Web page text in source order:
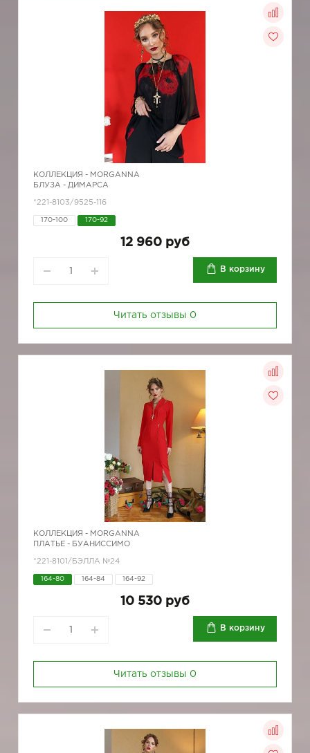
КОЛЛЕКЦИЯ - MORGANNA
БЛУЗА - ДИМАРСА
*221-8103/9525-116
170-100 170-92
12 960 руб
В корзину
Читать отзывы 0
КОЛЛЕКЦИЯ - MORGANNA
ПЛАТЬЕ - БУАНИССИМО
*221-8101/БЭЛЛА №24
164-80 164-84 164-92
10 530 руб
В корзину
Читать отзывы 0